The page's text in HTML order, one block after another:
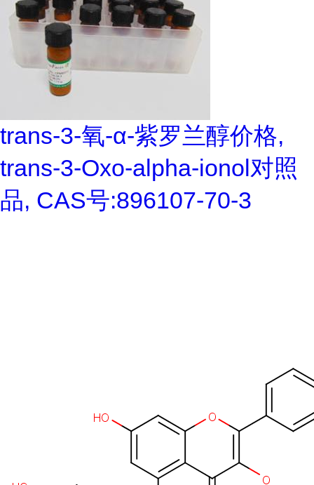
trans-3-氧-α-紫罗兰醇价格,
trans-3-Oxo-alpha-ionol对照
品, CAS号:896107-70-3